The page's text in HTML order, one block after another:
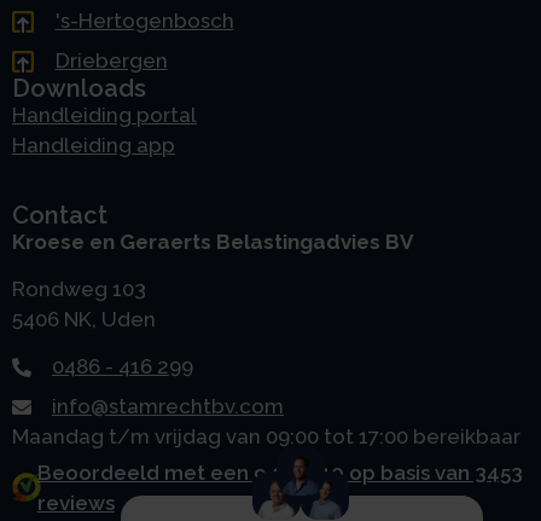
's-Hertogenbosch
Driebergen
Downloads
Handleiding portal
Handleiding app
Contact
Kroese en Geraerts Belastingadvies BV
Rondweg 103
5406 NK, Uden
0486 - 416 299
info@stamrechtbv.com
Maandag t/m vrijdag van 09:00 tot 17:00 bereikbaar
Beoordeeld met een 9.0 uit 10 op basis van 3453
reviews